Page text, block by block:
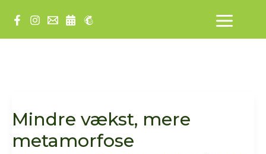
indholdet
Mindre vækst, mere
metamorfose